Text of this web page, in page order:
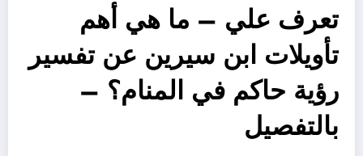
تعرف علي – ما هي أهم
تأويلات ابن سيرين عن تفسير
رؤية حاكم في المنام؟ –
بالتفصيل